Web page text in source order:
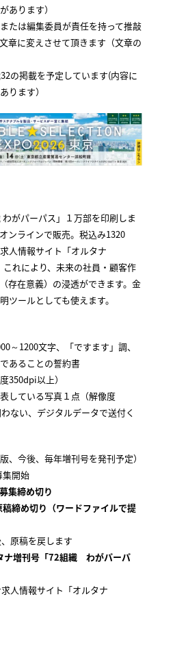
あります）
たは編集委員が責任を持って推敲
章に変えさせて頂きます（文章の
の掲載を予定しています(内容に
ります）
がパーパス」１万部を印刷しま
ンラインで販売。税込み1320
人情報サイト「オルタナ
これにより、未来の社員・顧客作
存在意義）の浸透ができます。金
ツールとしても使えます。
～1200文字、「ですます」調、
あることの誓約書
350dpi以上）
している写真１点（解像度
ない、デジタルデータで送付く
、今後、毎年増刊号を発刊予定）
集開始
集締め切り
締め切り（ワードファイルで提
原稿を戻します
増刊号「72組織 わがパーパ
人情報サイト「オルタナ